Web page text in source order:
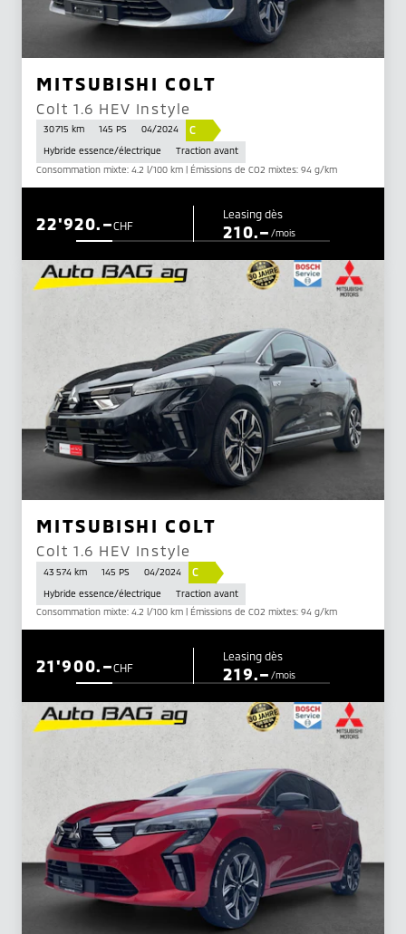
MITSUBISHI COLT
Colt 1.6 HEV Instyle
30 715 km 145 PS 04/2024 C
Hybride essence/électrique
Traction avant
Consommation mixte: 4.2 l/100 km | Émissions de CO2 mixtes: 94 g/km
CHF
22'920.– Leasing dès
210.–/mois
MITSUBISHI COLT
Colt 1.6 HEV Instyle
43 574 km 145 PS 04/2024 C
Hybride essence/électrique
Traction avant
Consommation mixte: 4.2 l/100 km | Émissions de CO2 mixtes: 94 g/km
CHF
21'900.– Leasing dès
219.–/mois